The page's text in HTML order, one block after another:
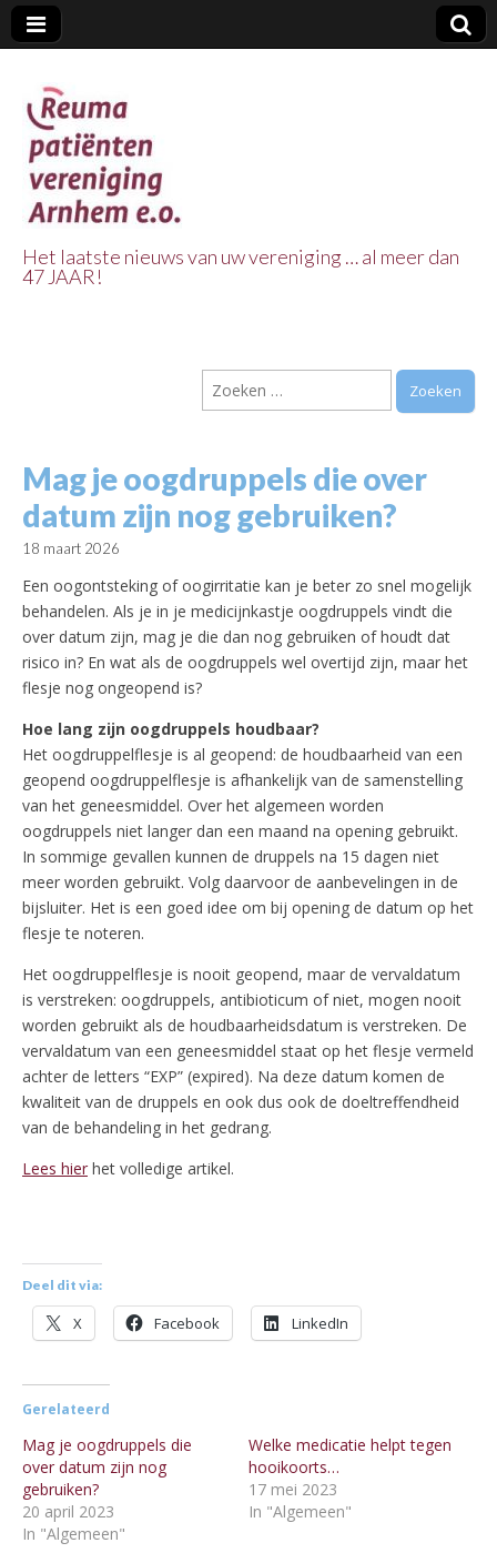
Vereniging
Arnhem e.o.
Het laatste nieuws van uw vereniging … al meer dan
47 JAAR!
Zoeken
naar:
Mag je oogdruppels die over
datum zijn nog gebruiken?
18 maart 2026
Een oogontsteking of oogirritatie kan je beter zo snel mogelijk
behandelen. Als je in je medicijnkastje oogdruppels vindt die
over datum zijn, mag je die dan nog gebruiken of houdt dat
risico in? En wat als de oogdruppels wel overtijd zijn, maar het
flesje nog ongeopend is?
Hoe lang zijn oogdruppels houdbaar?
Het oogdruppelflesje is al geopend: de houdbaarheid van een
geopend oogdruppelflesje is afhankelijk van de samenstelling
van het geneesmiddel. Over het algemeen worden
oogdruppels niet langer dan een maand na opening gebruikt.
In sommige gevallen kunnen de druppels na 15 dagen niet
meer worden gebruikt. Volg daarvoor de aanbevelingen in de
bijsluiter. Het is een goed idee om bij opening de datum op het
flesje te noteren.
Het oogdruppelflesje is nooit geopend, maar de vervaldatum
is verstreken: oogdruppels, antibioticum of niet, mogen nooit
worden gebruikt als de houdbaarheidsdatum is verstreken. De
vervaldatum van een geneesmiddel staat op het flesje vermeld
achter de letters “EXP” (expired). Na deze datum komen de
kwaliteit van de druppels en ook dus ook de doeltreffendheid
van de behandeling in het gedrang.
Lees hier het volledige artikel.
Deel dit via:
X Facebook LinkedIn
Gerelateerd
Mag je oogdruppels die
over datum zijn nog
gebruiken?
20 april 2023
In "Algemeen"
Welke medicatie helpt tegen
hooikoorts…
17 mei 2023
In "Algemeen"